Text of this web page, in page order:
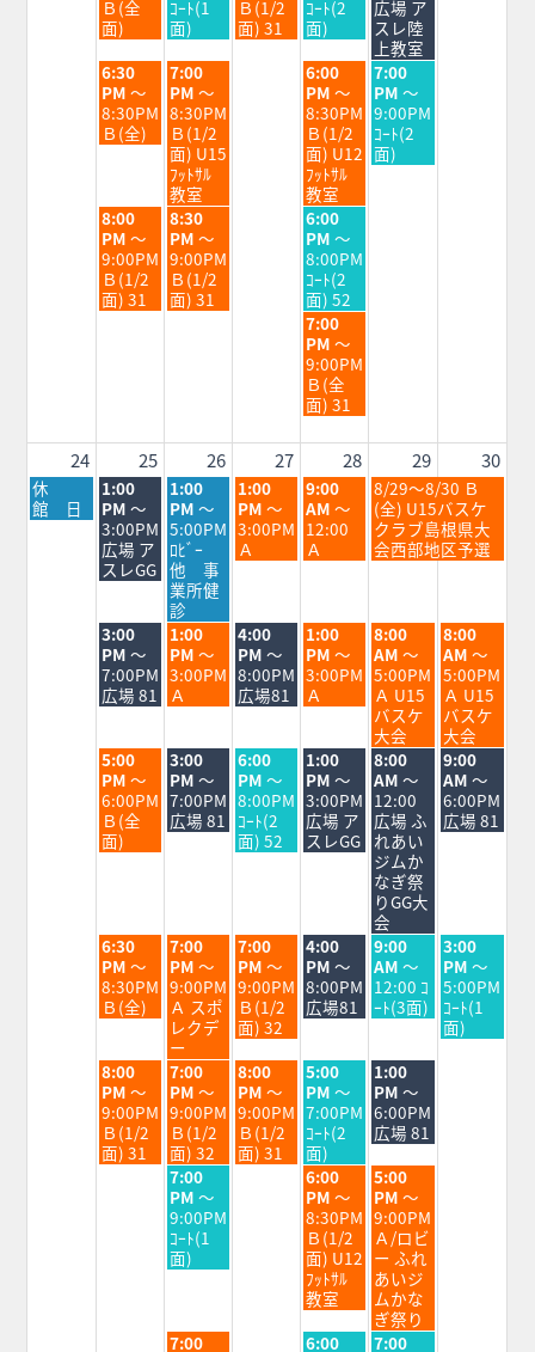
8
月
18th
2026
Ｂ(全
面)
8
月
19th
2026
ｺｰﾄ(1
面)
8
月
20th
Ｂ(1/2
面) 31
8
月
21st
2026
ｺｰﾄ(2
面)
8
月
22nd
2026
広場 ア
スレ陸
上教室
火
曜
日,
8
月
6:30
PM ～
8:30PM
Ｂ(全)
水
曜
日,
8
月
19th
2026
7:00
PM ～
8:30PM
Ｂ(1/2
面) U15
ﾌｯﾄｻﾙ
教室
金
曜
日,
8
月
21st
2026
6:00
PM ～
8:30PM
Ｂ(1/2
面) U12
ﾌｯﾄｻﾙ
教室
土
曜
日,
8
月
22nd
7:00
PM ～
9:00PM
ｺｰﾄ(2
面)
火
曜
日,
8
月
18th
8:00
PM ～
9:00PM
Ｂ(1/2
面) 31
水
曜
日,
8
月
19th
8:30
PM ～
9:00PM
Ｂ(1/2
面) 31
金
曜
日,
8
月
21st
2026
6:00
PM ～
8:00PM
ｺｰﾄ(2
面) 52
金
曜
日,
8
月
21st
2026
7:00
PM ～
9:00PM
Ｂ(全
面) 31
24 25 26 27 28 29 30
月
曜
日,
休
館 日
火
曜
日,
8
月
25th
1:00
PM ～
3:00PM
広場 ア
スレGG
水
曜
日,
8
月
26th
2026
1:00
PM ～
5:00PM
ﾛﾋﾞｰ
他 事
業所健
診
木
曜
日,
8
月
1:00
PM ～
3:00PM
Ａ
金
曜
日,
8
月
9:00
AM ～
12:00
Ａ
土
曜
日,
8
月
8/29～8/30 Ｂ
(全) U15バスケ
クラブ島根県大
会西部地区予選
火
曜
日,
8
月
2026
3:00
PM ～
7:00PM
広場 81
水
曜
日,
8
月
2026
1:00
PM ～
3:00PM
Ａ
木
曜
日,
8
月
2026
4:00
PM ～
8:00PM
広場81
金
曜
日,
8
月
2026
1:00
PM ～
3:00PM
Ａ
土
曜
日,
8
月
29th
2026
8:00
AM ～
5:00PM
Ａ U15
バスケ
大会
日
曜
日,
8
月
30th
2026
8:00
AM ～
5:00PM
Ａ U15
バスケ
大会
火
曜
日,
8
月
25th
5:00
PM ～
6:00PM
Ｂ(全
面)
水
曜
日,
8
月
3:00
PM ～
7:00PM
広場 81
木
曜
日,
8
月
27th
6:00
PM ～
8:00PM
ｺｰﾄ(2
面) 52
金
曜
日,
8
月
28th
1:00
PM ～
3:00PM
広場 ア
スレGG
土
曜
日,
8
月
29th
2026
8:00
AM ～
12:00
広場 ふ
れあい
ジムか
なぎ祭
りGG大
会
日
曜
日,
8
月
9:00
AM ～
6:00PM
広場 81
火
曜
日,
8
月
2026
6:30
PM ～
8:30PM
Ｂ(全)
水
曜
日,
8
月
26th
2026
7:00
PM ～
9:00PM
Ａ スポ
レクデ
ー
木
曜
日,
8
月
27th
2026
7:00
PM ～
9:00PM
Ｂ(1/2
面) 32
金
曜
日,
8
月
2026
4:00
PM ～
8:00PM
広場81
土
曜
日,
8
月
2026
9:00
AM ～
12:00 ｺ
ｰﾄ(3面)
日
曜
日,
8
月
30th
3:00
PM ～
5:00PM
ｺｰﾄ(1
面)
火
曜
日,
8
月
25th
8:00
PM ～
9:00PM
Ｂ(1/2
面) 31
水
曜
日,
8
月
26th
2026
7:00
PM ～
9:00PM
Ｂ(1/2
面) 32
木
曜
日,
8
月
27th
8:00
PM ～
9:00PM
Ｂ(1/2
面) 31
金
曜
日,
8
月
28th
2026
5:00
PM ～
7:00PM
ｺｰﾄ(2
面)
土
曜
日,
8
月
29th
2026
1:00
PM ～
6:00PM
広場 81
水
曜
日,
8
月
26th
7:00
PM ～
9:00PM
ｺｰﾄ(1
面)
金
曜
日,
8
月
28th
2026
6:00
PM ～
8:30PM
Ｂ(1/2
面) U12
ﾌｯﾄｻﾙ
教室
土
曜
日,
8
月
29th
2026
5:00
PM ～
9:00PM
Ａ/ロビ
ー ふれ
あいジ
ムかな
ぎ祭り
水
7:00
金
6:00
土
7:00